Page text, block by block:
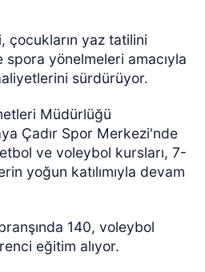
çocukların yaz tatilini
yönelmeleri amacıyla
sürdürüyor.
Müdürlüğü
Çadır Spor Merkezi'nde
ve voleybol kursları, 7-
yoğun katılımıyla devam
140, voleybol
eğitim alıyor.